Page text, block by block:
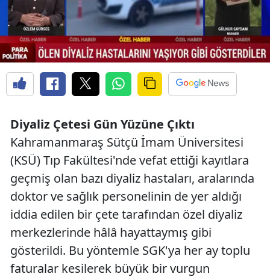
Diyaliz Çetesi Gün Yüzüne Çıktı
Kahramanmaraş Sütçü İmam Üniversitesi
(KSÜ) Tıp Fakültesi'nde vefat ettiği kayıtlara
geçmiş olan bazı diyaliz hastaları, aralarında
doktor ve sağlık personelinin de yer aldığı
iddia edilen bir çete tarafından özel diyaliz
merkezlerinde hâlâ hayattaymış gibi
gösterildi. Bu yöntemle SGK'ya her ay toplu
faturalar kesilerek büyük bir vurgun